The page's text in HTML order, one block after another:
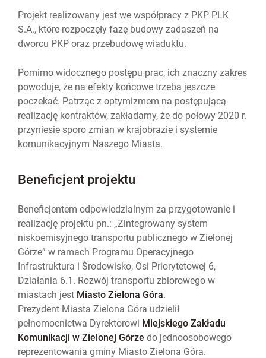
Projekt realizowany jest we współpracy z PKP PLK
S.A., które rozpoczęły fazę budowy zadaszeń na
dworcu PKP oraz przebudowę wiaduktu.
Pomimo widocznego postępu prac, ich znaczny zakres
powoduje, że na efekty końcowe trzeba jeszcze
poczekać. Patrząc z optymizmem na postępującą
realizację kontraktów, zakładamy, że do połowy 2020 r.
przyniesie sporo zmian w krajobrazie i systemie
komunikacyjnym Naszego Miasta.
Beneficjent projektu
Beneficjentem odpowiedzialnym za przygotowanie i
realizację projektu pn.: „Zintegrowany system
niskoemisyjnego transportu publicznego w Zielonej
Górze” w ramach Programu Operacyjnego
Infrastruktura i Środowisko, Osi Priorytetowej 6,
Działania 6.1. Rozwój transportu zbiorowego w
miastach jest Miasto Zielona Góra.
Prezydent Miasta Zielona Góra udzielił
pełnomocnictwa Dyrektorowi Miejskiego Zakładu
Komunikacji w Zielonej Górze do jednoosobowego
reprezentowania gminy Miasto Zielona Góra.